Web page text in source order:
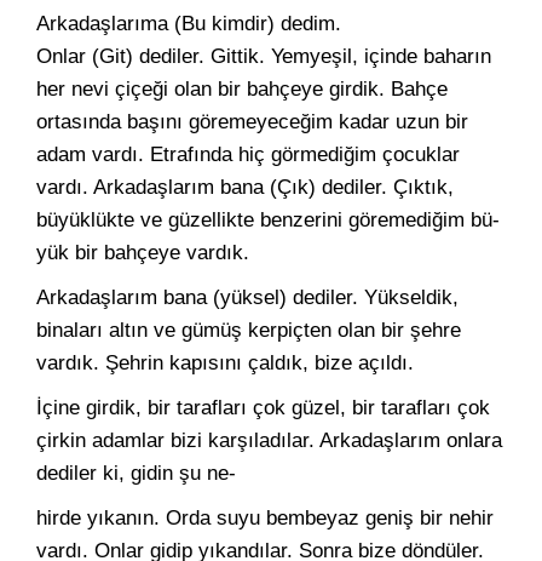
Arkadaşlarıma (Bu kimdir) dedim.
Onlar (Git) dediler. Gittik. Yemyeşil, içinde baharın
her nevi çiçeği olan bir bahçeye girdik. Bah­çe
ortasında başını göremeyeceğim kadar uzun bir
adam vardı. Et­rafında hiç görmediğim çocuklar
vardı. Arkadaşlarım bana (Çık) dediler. Çıktık,
büyüklükte ve güzellikte benzerini göremediğim bü­
yük bir bahçeye vardık.
Arkadaşlarım bana (yüksel) dediler. Yükseldik,
binaları altın ve gümüş kerpiçten olan bir şehre
vardık. Şehrin kapısını çaldık, bize açıldı.
İçine girdik, bir tarafları çok güzel, bir tarafları çok
çirkin adam­lar bizi karşıladılar. Arkadaşlarım onlara
dediler ki, gidin şu ne-
hirde yıkanın. Orda suyu bembeyaz geniş bir nehir
vardı. Onlar gi­dip yıkandılar. Sonra bize döndüler.